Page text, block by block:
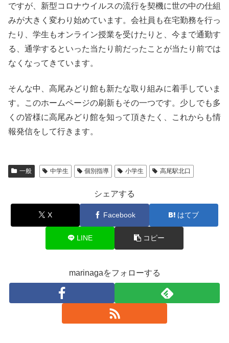
ですが、新型コロナウイルスの流行を契機に世の中の仕組
みが大きく変わり始めています。会社員も在宅勤務を行っ
たり、学生もオンライン授業を受けたりと、今まで通勤す
る、通学するといった当たり前だったことが当たり前では
なくなってきています。
そんな中、高尾みどり館も新たな取り組みに着手していま
す。このホームページの刷新もその一つです。少しでも多
くの皆様に高尾みどり館を知って頂きたく、これからも情
報発信をして行きます。
一般 中学生 個別指導 小学生 高尾駅北口
シェアする
X Facebook はてブ
LINE コピー
marinagaをフォローする